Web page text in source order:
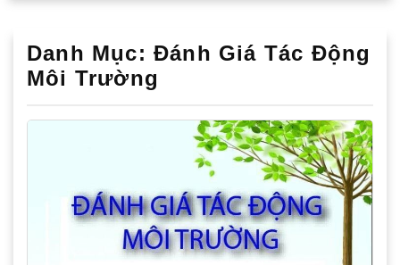
Danh Mục: Đánh Giá Tác Động
Môi Trường